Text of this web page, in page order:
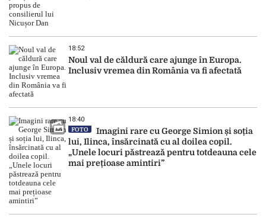
18:52
Noul val de căldură care ajunge în Europa.
Inclusiv vremea din România va fi afectată
18:40
FOTO
Imagini rare cu George Simion și soția
lui, Ilinca, însărcinată cu al doilea copil.
„Unele locuri păstrează pentru totdeauna cele
mai prețioase amintiri”